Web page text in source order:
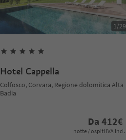
1/29
Hotel Cappella
Colfosco, Corvara, Regione dolomitica Alta
Badia
Da 412€
notte / ospiti IVA incl.